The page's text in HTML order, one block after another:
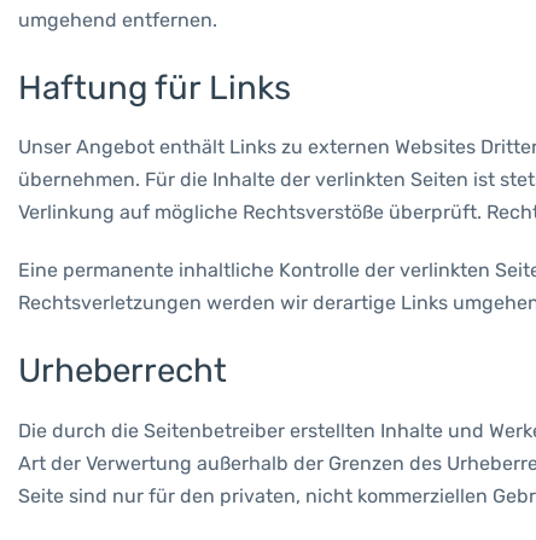
umgehend entfernen.
Haftung für Links
Unser Angebot enthält Links zu externen Websites
übernehmen. Für die Inhalte der verlinkten Seiten ist
Verlinkung auf mögliche Rechtsverstöße überprüft.
Eine permanente inhaltliche Kontrolle der verlinkten
Rechtsverletzungen werden wir derartige Links
Urheberrecht
Die durch die Seitenbetreiber erstellten Inhalte und
Art der Verwertung außerhalb der Grenzen des
Seite sind nur für den privaten, nicht kommerziellen